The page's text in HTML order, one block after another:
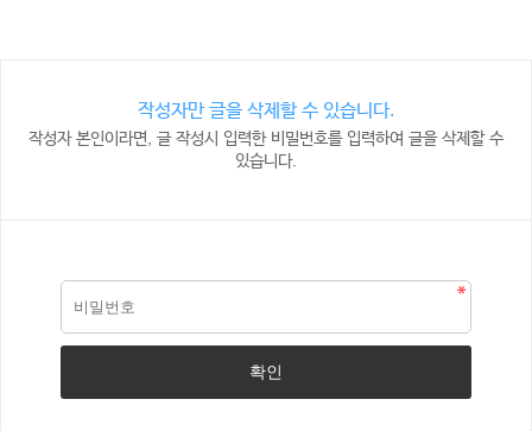
작성자만 글을 삭제할 수 있습니다.
작성자 본인이라면, 글 작성시 입력한 비밀번호를 입력하여 글을 삭제할 수
있습니다.